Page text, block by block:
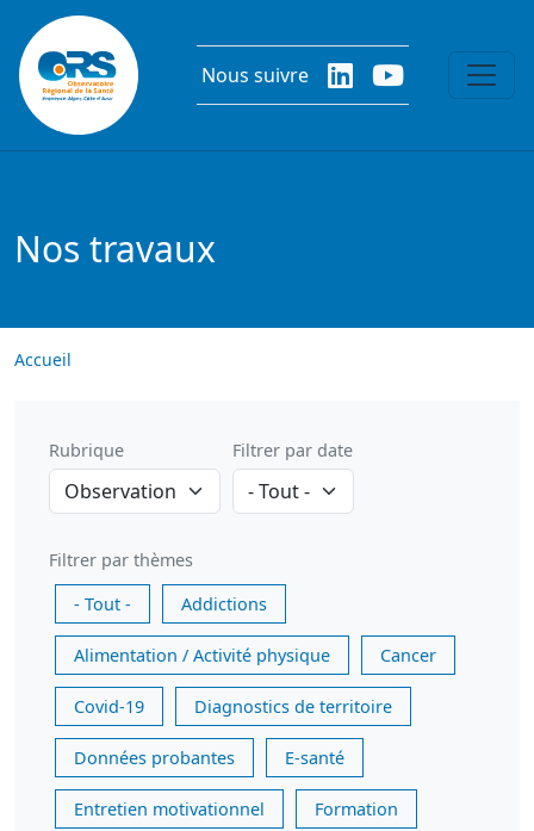
Aller au contenu principal
Nous suivre
Nos travaux
Accueil
Rubrique Filtrer par date
Filtrer par thèmes
- Tout -
Addictions
Alimentation / Activité physique Cancer
Covid-19 Diagnostics de territoire
Données probantes E-santé
Entretien motivationnel Formation